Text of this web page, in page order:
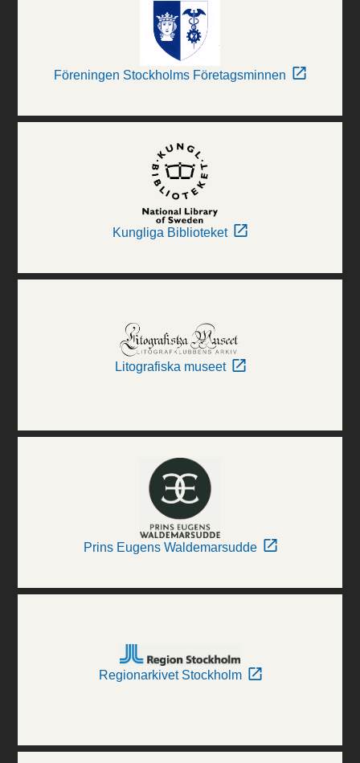
Föreningen Stockholms Företagsminnen
Kungliga Biblioteket
Litografiska museet
Prins Eugens Waldemarsudde
Regionarkivet Stockholm